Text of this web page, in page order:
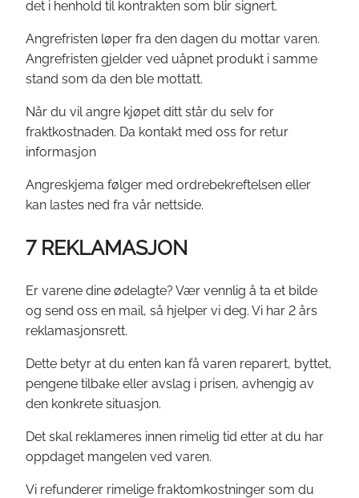
det i henhold til kontrakten som blir signert.
Angrefristen løper fra den dagen du mottar varen.
Angrefristen gjelder ved uåpnet produkt i samme
stand som da den ble mottatt.
Når du vil angre kjøpet ditt står du selv for
fraktkostnaden. Da kontakt med oss for retur
informasjon
Angreskjema følger med ordrebekreftelsen eller
kan lastes ned fra vår nettside.
7 REKLAMASJON
Er varene dine ødelagte? Vær vennlig å ta et bilde
og send oss en mail, så hjelper vi deg. Vi har 2 års
reklamasjonsrett.
Dette betyr at du enten kan få varen reparert, byttet,
pengene tilbake eller avslag i prisen, avhengig av
den konkrete situasjon.
Det skal reklameres innen rimelig tid etter at du har
oppdaget mangelen ved varen.
Vi refunderer rimelige fraktomkostninger som du